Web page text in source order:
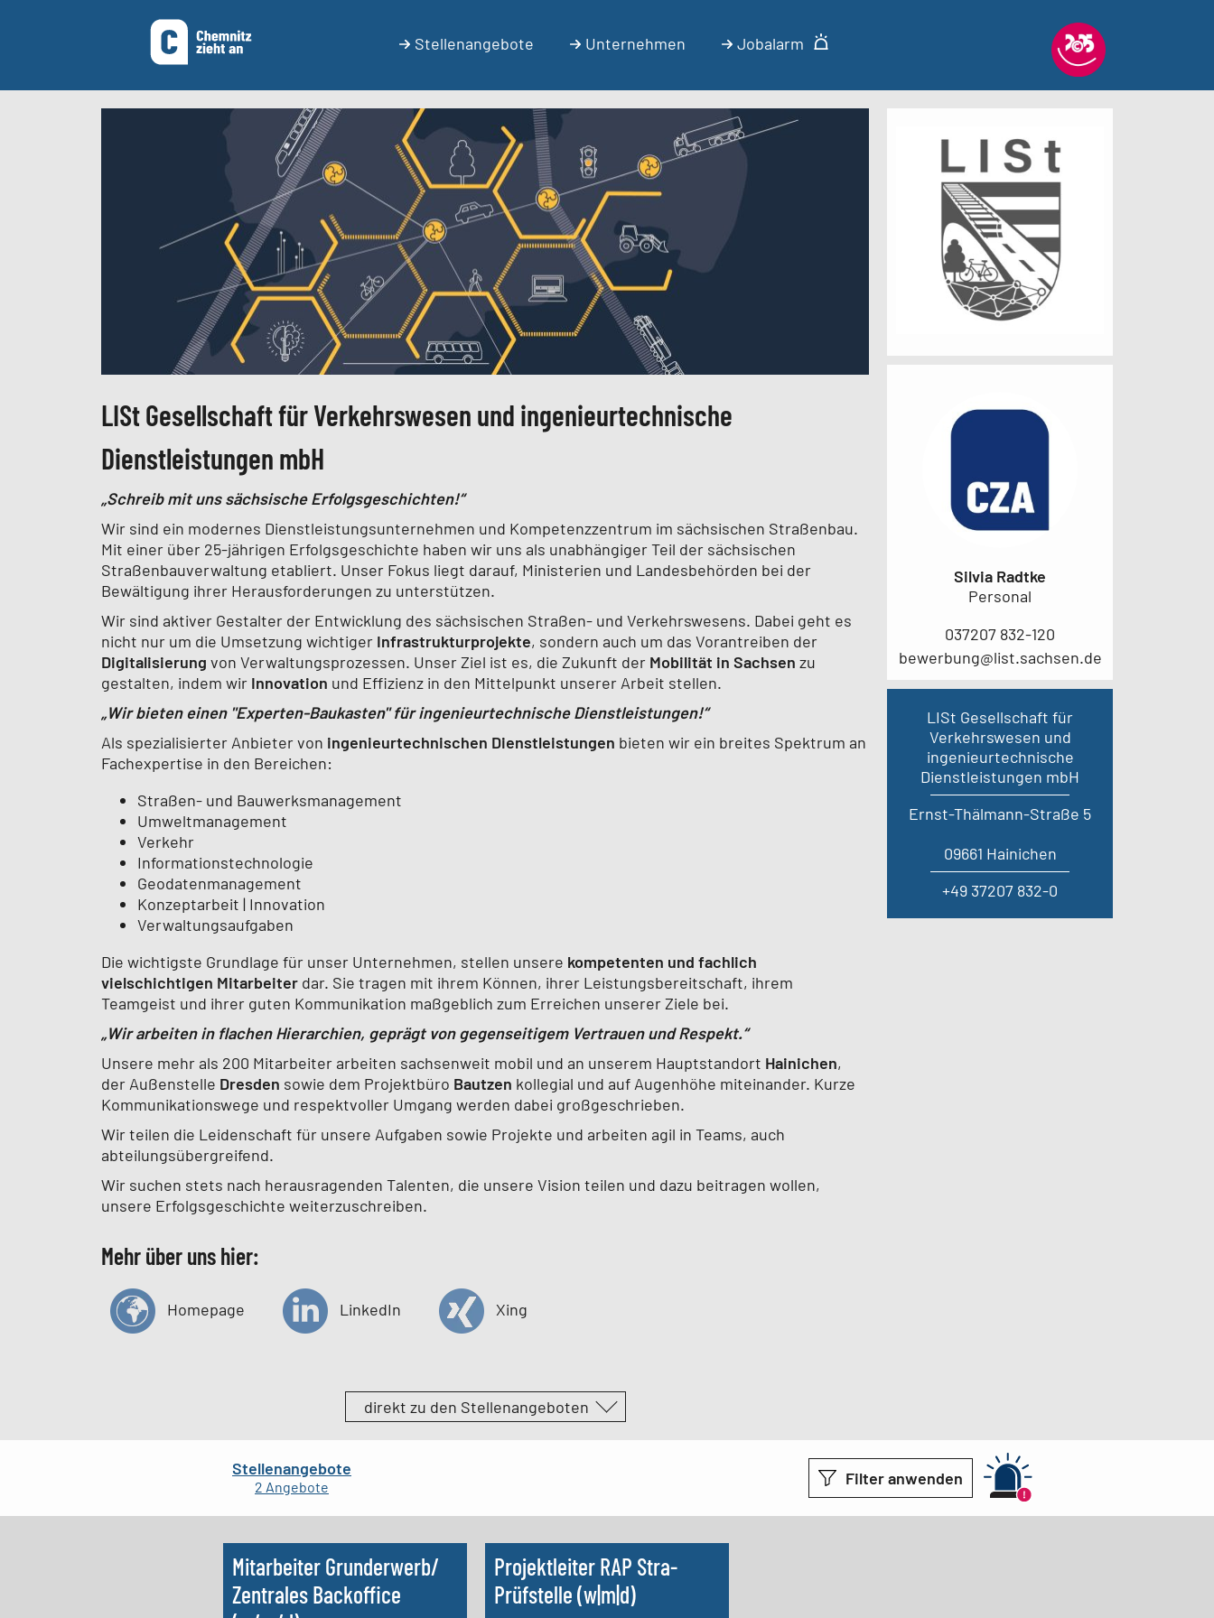
Stellenangebote Unternehmen Jobalarm
LISt Gesellschaft für Verkehrswesen und ingenieurtechnische
Dienstleistungen mbH
„Schreib mit uns sächsische Erfolgsgeschichten!“
Wir sind ein modernes Dienstleistungsunternehmen und Kompetenzzentrum im sächsischen Straßenbau.
Mit einer über 25-jährigen Erfolgsgeschichte haben wir uns als unabhängiger Teil der sächsischen
Straßenbauverwaltung etabliert. Unser Fokus liegt darauf, Ministerien und Landesbehörden bei der
Bewältigung ihrer Herausforderungen zu unterstützen.
Wir sind aktiver Gestalter der Entwicklung des sächsischen Straßen- und Verkehrswesens. Dabei geht es
nicht nur um die Umsetzung wichtiger Infrastrukturprojekte, sondern auch um das Vorantreiben der
Digitalisierung von Verwaltungsprozessen. Unser Ziel ist es, die Zukunft der Mobilität in Sachsen zu
gestalten, indem wir Innovation und Effizienz in den Mittelpunkt unserer Arbeit stellen.
„Wir bieten einen "Experten-Baukasten" für ingenieurtechnische Dienstleistungen!“
Als spezialisierter Anbieter von ingenieurtechnischen Dienstleistungen bieten wir ein breites Spektrum an
Fachexpertise in den Bereichen:
Straßen- und Bauwerksmanagement
Umweltmanagement
Verkehr
Informationstechnologie
Geodatenmanagement
Konzeptarbeit | Innovation
Verwaltungsaufgaben
Die wichtigste Grundlage für unser Unternehmen, stellen unsere kompetenten und fachlich
vielschichtigen Mitarbeiter dar. Sie tragen mit ihrem Können, ihrer Leistungsbereitschaft, ihrem
Teamgeist und ihrer guten Kommunikation maßgeblich zum Erreichen unserer Ziele bei.
„Wir arbeiten in flachen Hierarchien, geprägt von gegenseitigem Vertrauen und Respekt.“
Unsere mehr als 200 Mitarbeiter arbeiten sachsenweit mobil und an unserem Hauptstandort Hainichen,
der Außenstelle Dresden sowie dem Projektbüro Bautzen kollegial und auf Augenhöhe miteinander. Kurze
Kommunikationswege und respektvoller Umgang werden dabei großgeschrieben.
Wir teilen die Leidenschaft für unsere Aufgaben sowie Projekte und arbeiten agil in Teams, auch
abteilungsübergreifend.
Wir suchen stets nach herausragenden Talenten, die unsere Vision teilen und dazu beitragen wollen,
unsere Erfolgsgeschichte weiterzuschreiben.
Mehr über uns hier:
Homepage LinkedIn Xing
direkt zu den Stellenangeboten
Silvia Radtke
Personal
037207 832-120
bewerbung@list.sachsen.de
LISt Gesellschaft für
Verkehrswesen und
ingenieurtechnische
Dienstleistungen mbH
Ernst-Thälmann-Straße 5
09661 Hainichen
+49 37207 832-0
Stellenangebote Filter anwenden
Mitarbeiter Grunderwerb/
Zentrales Backoffice
Projektleiter RAP Stra-
Prüfstelle (w|m|d)